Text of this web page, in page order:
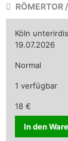
RÖMERTOR
Köln
19.07.2026
Normal
1 verfügbar
18 €
In den